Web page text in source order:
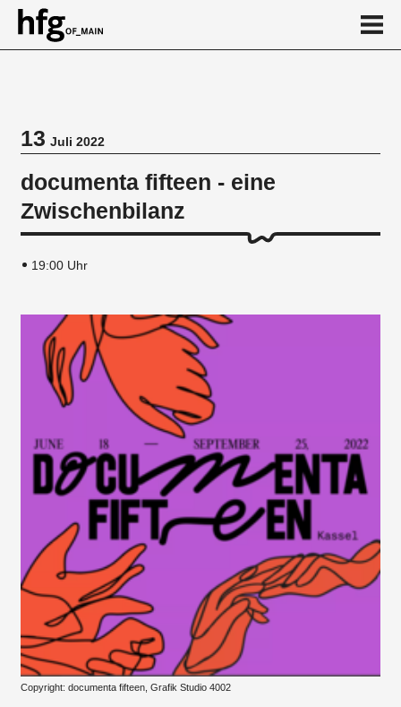
13Juli 2022
documenta fifteen - eine
Zwischenbilanz
19:00 Uhr
Copyright: documenta fifteen, Grafik Studio 4002